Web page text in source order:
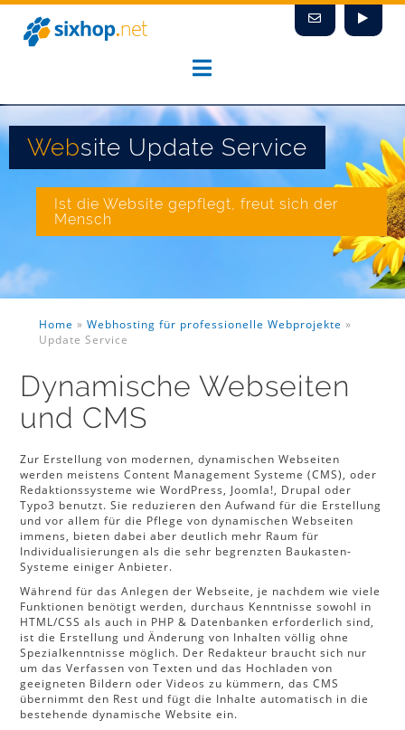
Zum
Inhalt
springen
Website Update Service
Ist die Website gepflegt, freut sich der
Mensch
Home » Webhosting für professionelle Webprojekte »
Update Service
Dynamische Webseiten
und CMS
Zur Erstellung von modernen, dynamischen Webseiten
werden meistens Content Management Systeme (CMS), oder
Redaktionssysteme wie WordPress, Joomla!, Drupal oder
Typo3 benutzt. Sie reduzieren den Aufwand für die Erstellung
und vor allem für die Pflege von dynamischen Webseiten
immens, bieten dabei aber deutlich mehr Raum für
Individualisierungen als die sehr begrenzten Baukasten-
Systeme einiger Anbieter.
Während für das Anlegen der Webseite, je nachdem wie viele
Funktionen benötigt werden, durchaus Kenntnisse sowohl in
HTML/CSS als auch in PHP & Datenbanken erforderlich sind,
ist die Erstellung und Änderung von Inhalten völlig ohne
Spezialkenntnisse möglich. Der Redakteur braucht sich nur
um das Verfassen von Texten und das Hochladen von
geeigneten Bildern oder Videos zu kümmern, das CMS
übernimmt den Rest und fügt die Inhalte automatisch in die
bestehende dynamische Website ein.